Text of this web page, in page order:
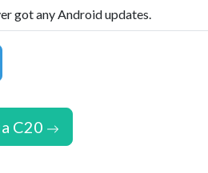
got any Android updates.
C20